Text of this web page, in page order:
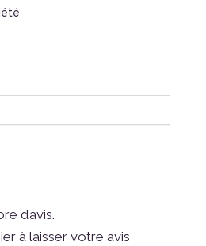
d’avis.
à laisser votre avis